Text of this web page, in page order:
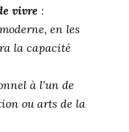
vivre :
en les
la capacité
à l’un de
ou arts de la